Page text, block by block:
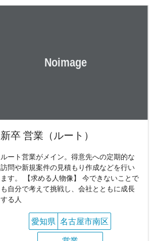
新卒 営業（ルート）
ルート営業がメイン。得意先への定期的な
訪問や新規案件の見積もり作成などを行い
ます。 【求める人物像】 今できないことで
も自分で考えて挑戦し、会社とともに成長
する人
愛知県 名古屋市南区